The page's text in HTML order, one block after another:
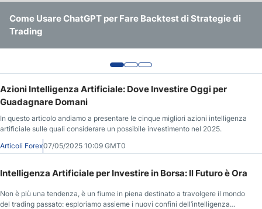
Come Usare ChatGPT per Fare Backtest di Strategie di
Trading
Previsioni Oro 2026 e Lungo Termine: Dopo il Massimo di
150€/g, Scenario e Rischi
Prediction Markets Stanno Ridefinendo le Previsioni
Globali
Azioni Intelligenza Artificiale: Dove Investire Oggi per
Guadagnare Domani
In questo articolo andiamo a presentare le cinque migliori azioni intelligenza
artificiale sulle quali considerare un possibile investimento nel 2025.
Articoli Forex07/05/2025 10:09 GMT0
Intelligenza Artificiale per Investire in Borsa: Il Futuro è Ora
Non è più una tendenza, è un fiume in piena destinato a travolgere il mondo
del trading passato: esploriamo assieme i nuovi confini dell’intelligenza